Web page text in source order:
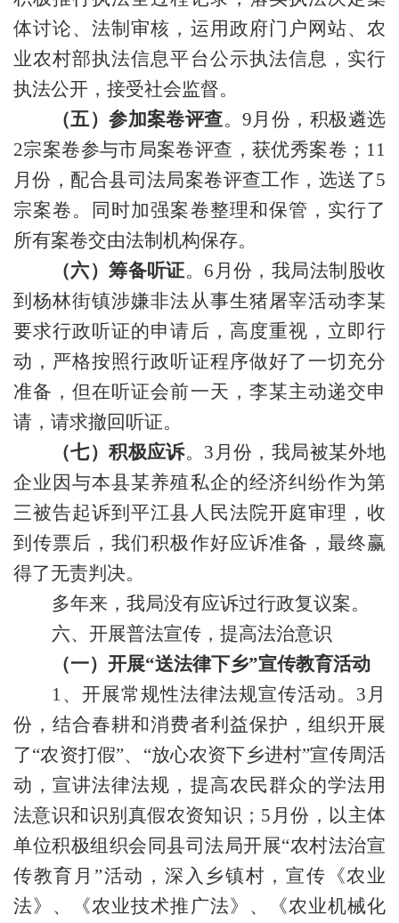
体讨论、法制审核，运用政府门户网站、农
业农村部执法信息平台公示执法信息，实行
执法公开，接受社会监督。
（五）参加案卷评查。9月份，积极遴选
2宗案卷参与市局案卷评查，获优秀案卷；11
月份，配合县司法局案卷评查工作，选送了5
宗案卷。同时加强案卷整理和保管，实行了
所有案卷交由法制机构保存。
（六）筹备听证。 6月份，我局法制股收
到杨林街镇涉嫌非法从事生猪屠宰活动李某
要求行政听证的申请后，高度重视，立即行
动，严格按照行政听证程序做好了一切充分
准备，但在听证会前一天，李某主动递交申
请，请求撤回听证。
（七）积极应诉。 3月份，我局被某外地
企业因与本县某养殖私企的经济纠纷作为第
三被告起诉到平江县人民法院开庭审理，收
到传票后，我们积极作好应诉准备，最终赢
得了无责判决。
多年来，我局没有应诉过行政复议案。
六、开展普法宣传，提高法治意识
（一）开展“送法律下乡”宣传教育活动
1、 开展常规性法律法规宣传活动。 3月
份，结合春耕和消费者利益保护，组织开展
了“农资打假”、 “放心农资下乡进村”宣传周活
动，宣讲法律法规，提高农民群众的学法用
法意识和识别真假农资知识； 5月份，以主体
单位积极组织会同县司法局开展“农村法治宣
传教育月”活动，深入乡镇村，宣传 《农业
法》、《农业技术推广法》 、《农业机械化